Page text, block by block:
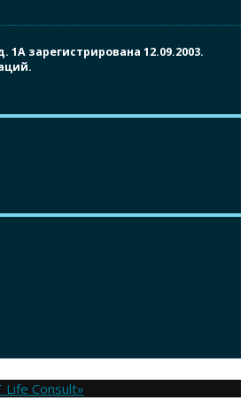
зарегистрирована 12.09.2003.
Life Consult»